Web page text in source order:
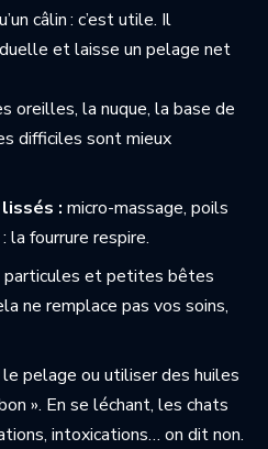
câlin : c’est utile. Il
et laisse un pelage net
oreilles, la nuque, la base de
difficiles sont mieux
: micro-massage, poils
la fourrure respire.
particules et petites bêtes
ne remplace pas vos soins,
pelage ou utiliser des huiles
». En se léchant, les chats
intoxications… on dit non.